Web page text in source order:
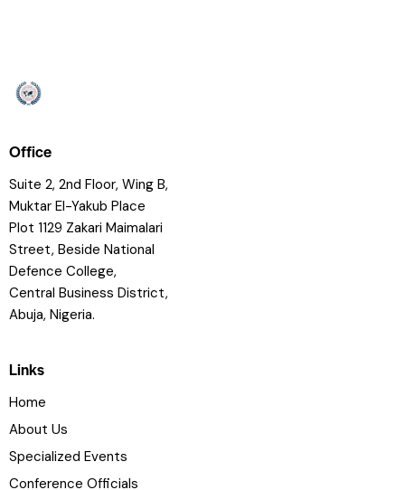
Office
Suite 2, 2nd Floor, Wing B,
Muktar El-Yakub Place
Plot 1129 Zakari Maimalari
Street, Beside National
Defence College,
Central Business District,
Abuja, Nigeria.
Links
Home
About Us
Specialized Events
Conference Officials